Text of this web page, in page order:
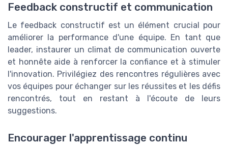
Feedback constructif et communication
Le feedback constructif est un élément crucial pour
améliorer la performance d'une équipe. En tant que
leader, instaurer un climat de communication ouverte
et honnête aide à renforcer la confiance et à stimuler
l'innovation. Privilégiez des rencontres régulières avec
vos équipes pour échanger sur les réussites et les défis
rencontrés, tout en restant à l'écoute de leurs
suggestions.
Encourager l'apprentissage continu